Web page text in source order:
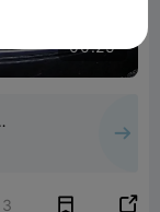
00:25
3 